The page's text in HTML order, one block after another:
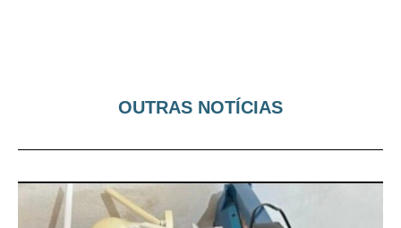
OUTRAS NOTÍCIAS